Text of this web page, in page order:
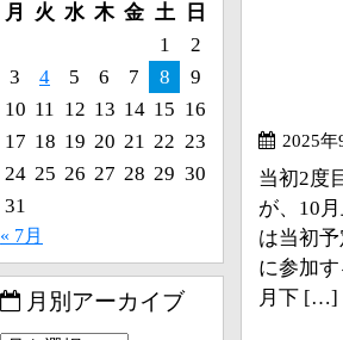
2025年
当初2度
が、10
は当初
に参加
月下 […]
月 火 水 木 金 土
日
1
2
3
4 5 6 7 8
9
10 11 12 13 14 15 16
17 18 19 20 21 22 23
24 25 26 27 28 29 30
31
« 7月
月別アーカイブ